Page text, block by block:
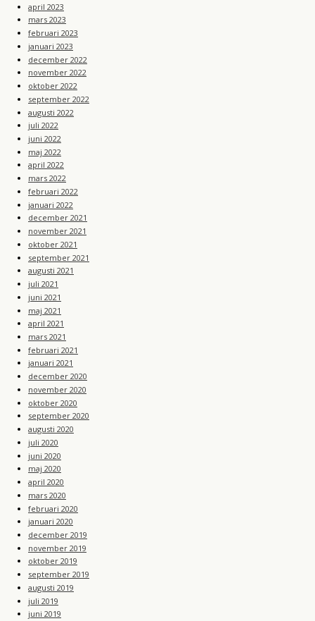
april 2023
mars 2023
februari 2023
januari 2023
december 2022
november 2022
oktober 2022
september 2022
augusti 2022
juli 2022
juni 2022
maj 2022
april 2022
mars 2022
februari 2022
januari 2022
december 2021
november 2021
oktober 2021
september 2021
augusti 2021
juli 2021
juni 2021
maj 2021
april 2021
mars 2021
februari 2021
januari 2021
december 2020
november 2020
oktober 2020
september 2020
augusti 2020
juli 2020
juni 2020
maj 2020
april 2020
mars 2020
februari 2020
januari 2020
december 2019
november 2019
oktober 2019
september 2019
augusti 2019
juli 2019
juni 2019